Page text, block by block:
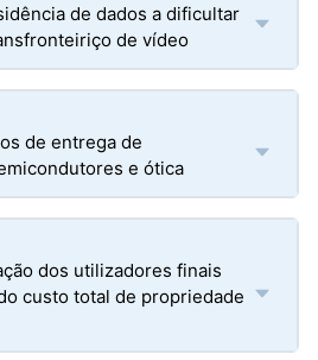
de dados a dificultar
de vídeo
de entrega de
e ótica
dos utilizadores finais
custo total de propriedade